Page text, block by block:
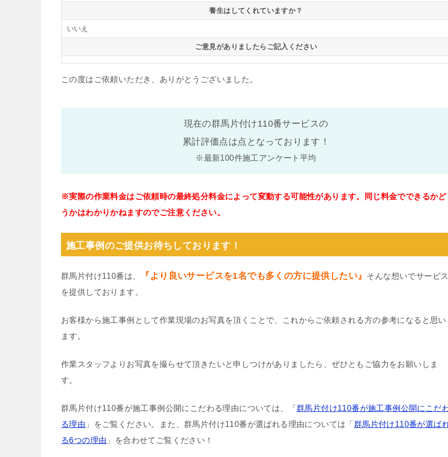
養生はしてくれていますか？
いいえ
ご意見がありましたらご記入ください
この度はご依頼いただき、ありがとうございました。
現在の群馬片付け110番サービスの
累計評価点は点となっております！
※最新100件施工アンケート平均
※実際の作業料金はご依頼時の最終処分料金によって変動する可能性があります。同じ料金でできるかど
うかはわかりかねますのでご注意ください。
施工事例のご提供お待ちしております！
群馬片付け110番は、 『より良いサービスを1名でも多くの方に提供したい』
そんな想いでサービ
を提供しております。
お客様から施工事例として作業現場のお写真を頂くことで、これからご依頼される方の参考になると思い
ます。
作業スタッフよりお写真を撮らせて頂きたいと申しつけがありましたら、ぜひともご協力をお願いしま
す。
群馬片付け110番が施工事例公開にこだわる理由については、「 群馬片付け110番が施工事例公開にこだ
る理由 」をご覧ください。また、群馬片付け110番が選ばれる理由については「 群馬片付け110番が選ば
る6つの理由 」を合わせてご覧ください！